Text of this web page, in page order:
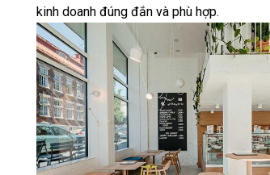
kinh doanh đúng đắn và phù hợp.